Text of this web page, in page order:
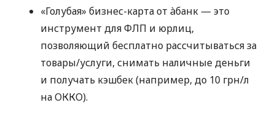
«Голубая» бизнес-карта от àбанк — это
инструмент для ФЛП и юрлиц,
позволяющий бесплатно рассчитываться за
товары/услуги, снимать наличные деньги
и получать кэшбек (например, до 10 грн/л
на ОККО).